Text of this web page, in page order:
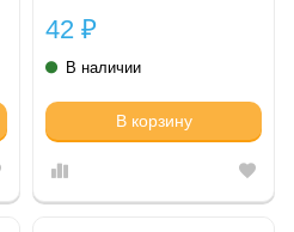
42 ₽
В наличии
В корзину